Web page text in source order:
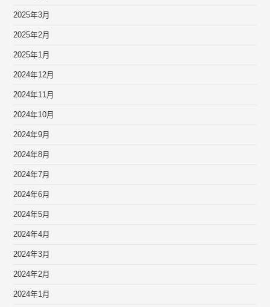
2025年3月
2025年2月
2025年1月
2024年12月
2024年11月
2024年10月
2024年9月
2024年8月
2024年7月
2024年6月
2024年5月
2024年4月
2024年3月
2024年2月
2024年1月